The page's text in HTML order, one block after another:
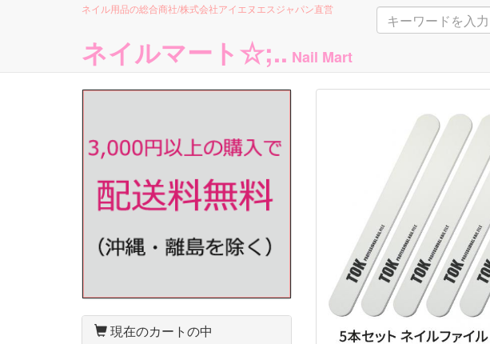
ネイル用品の総合商社/株式会社アイエヌエスジャパン直営
ネイルマート☆;.. Nail Mart
現在のカートの中